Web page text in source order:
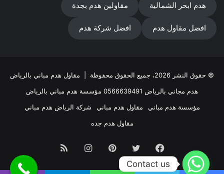
هدم ابحر الشمالية مقاولين هدم بجدة
افضل مقاول هدم افضل شركة هدم
© حقوق النشر 2026، جميع الحقوق محفوظة |
مقاول هدم مباني بالرياض
هدم مجاني بالرياض 0566639491 مؤسسة هدم مباني بالرياض
مؤسسة هدم مباني
مقاول هدم مباني
شركة الرياض هدم مباني
مقاول هدم جده
فيسبوك تويتر بينتيريستانستقرامملخص
الموقع
Contact us